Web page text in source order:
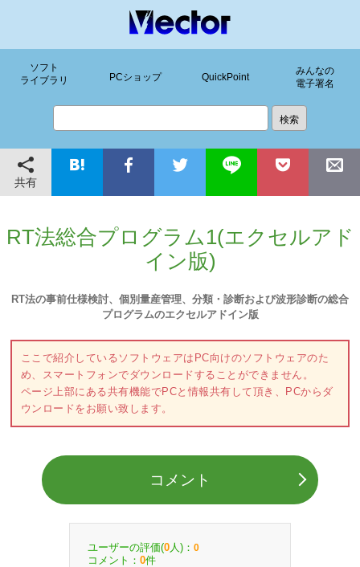
ソフト
ライブラリ
PCショップ QuickPoint
みんなの
電子署名
共有
RT法総合プログラム1(エクセルアド
イン版)
RT法の事前仕様検討、個別量産管理、分類・診断および波形診断の総合
プログラムのエクセルアドイン版
ここで紹介しているソフトウェアはPC向けのソフトウェアのた
め、スマートフォンでダウンロードすることができません。
ページ上部にある共有機能でPCと情報共有して頂き、PCからダ
ウンロードをお願い致します。
コメント
ユーザーの評価(0 人)： 0
コメント： 0件